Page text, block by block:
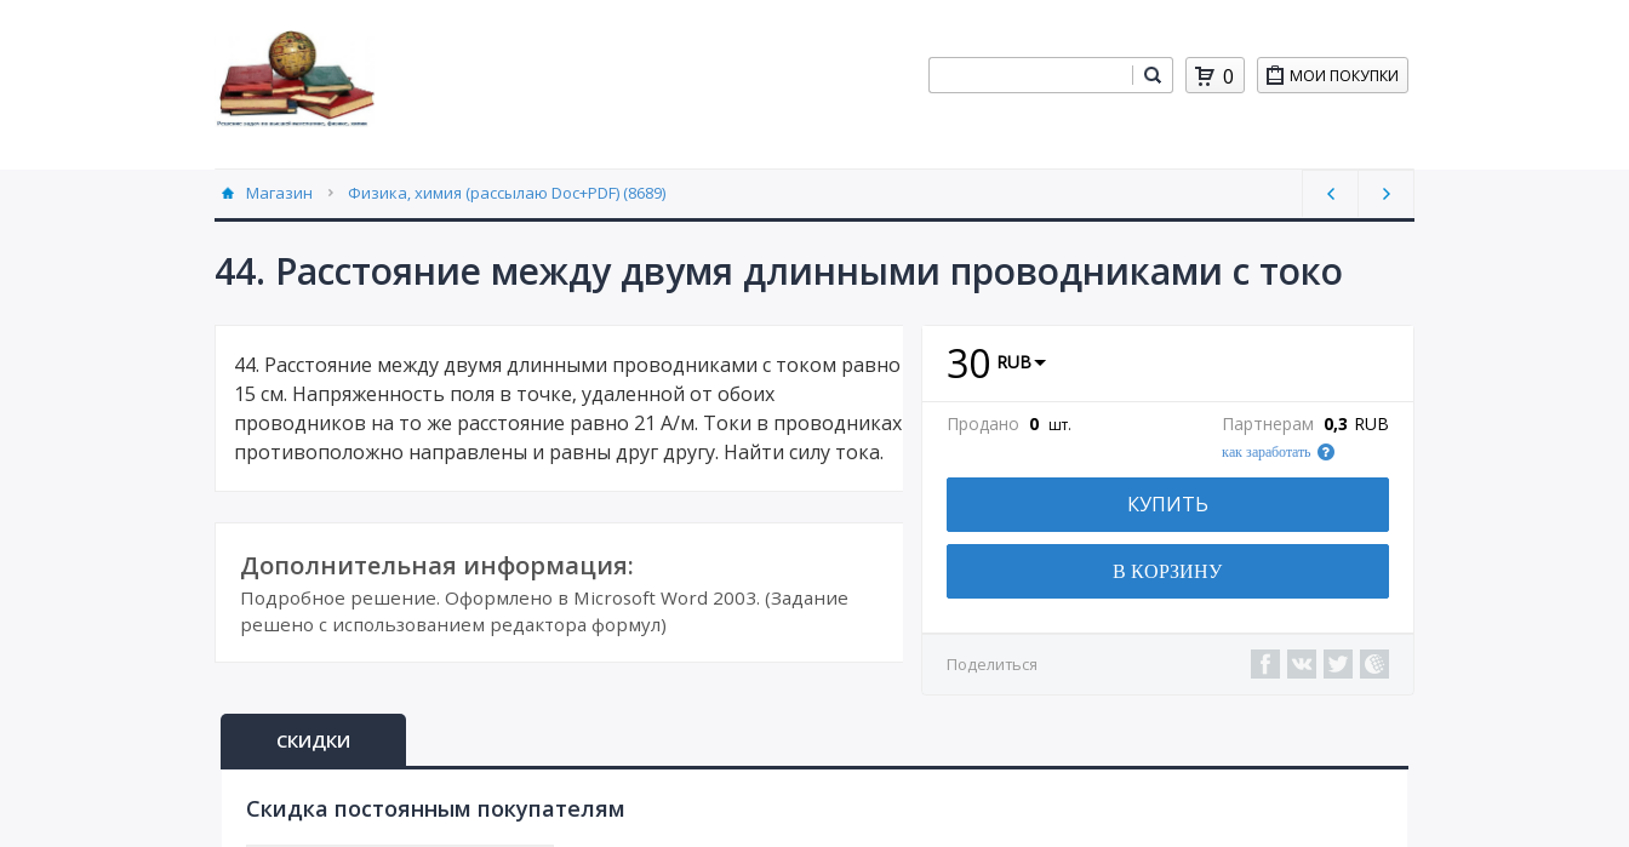
МОИ ПОКУПКИ
0
Магазин Физика, химия (рассылаю Doc+PDF) (8689)
44. Расстояние между двумя длинными проводниками с токо
30 RUB
Продано 0 шт. Партнерам 0,3 RUB
как заработать
КУПИТЬ
В КОРЗИНУ
Поделиться
44. Расстояние между двумя длинными проводниками с током равно
15 см. Напряженность поля в точке, удаленной от обоих
проводников на то же расстояние равно 21 А/м. Токи в проводниках
противоположно направлены и равны друг другу. Найти силу тока.
Дополнительная информация:
Подробное решение. Оформлено в Microsoft Word 2003. (Задание
решено с использованием редактора формул)
СКИДКИ
Cкидка постоянным покупателям